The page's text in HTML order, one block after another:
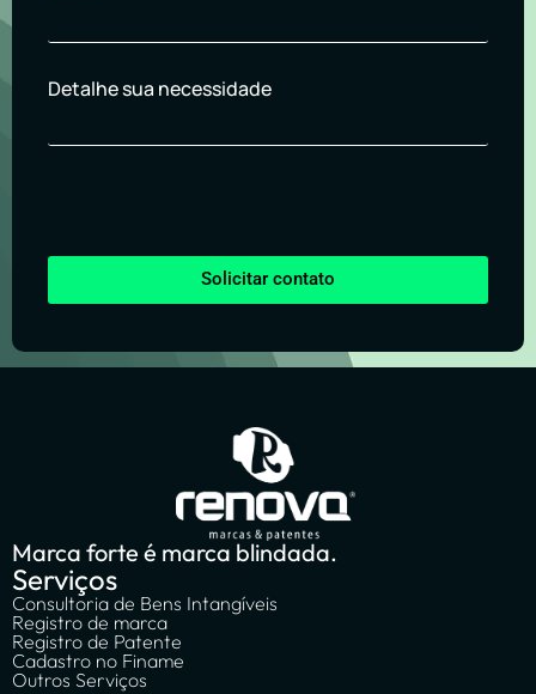
Detalhe sua necessidade
Solicitar contato
Marca forte é marca blindada.
Serviços
Consultoria de Bens Intangíveis
Registro de marca
Registro de Patente
Cadastro no Finame
Outros Serviços